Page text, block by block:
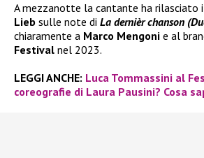
A mezzanotte la cantante ha
Lieb sulle note di La dernièr chanson
chiaramente a Marco Mengoni e al
Festival nel 2023.
LEGGI ANCHE: Luca Tommassini al
coreografie di Laura Pausini? Cosa